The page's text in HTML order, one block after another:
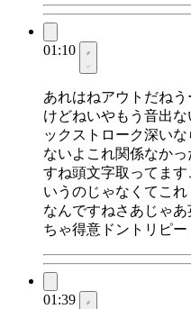
01:10
あれはねアウトだね
けどねいやもう音出
ックストローク深い
ないよこれ関係なか
すね頭文字取ってま
いうのじゃなくてこ
なんですねさあじゃ
ちゃ得意ドントリピー
01:39